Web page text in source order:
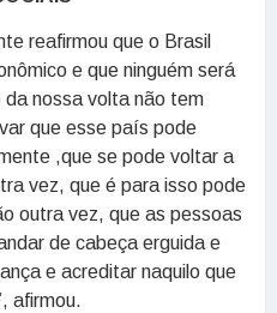
reafirmou que o Brasil
e que ninguém será
da nossa volta não tem
que esse país pode
,que se pode voltar a
vez, que é para isso pode
outra vez, que as pessoas
de cabeça erguida e
e acreditar naquilo que
afirmou.